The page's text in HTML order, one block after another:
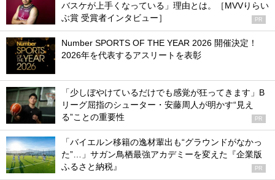
バスケが上手くなっている」理由とは。［MVVりらい
ぶ賞 受賞者インタビュー］
PR
Number SPORTS OF THE YEAR 2026 開催決定！
2026年を代表するアスリートを表彰
「少しぼやけているだけでも感覚が狂ってきます」B
リーグ屈指のシューター・安藤周人が明かす“見え
る”ことの重要性
PR
「バイエルン移籍の逸材輩出も“グラウンドがなかっ
た”…」サガン鳥栖最強アカデミーを変えた『企業版
ふるさと納税』
PR